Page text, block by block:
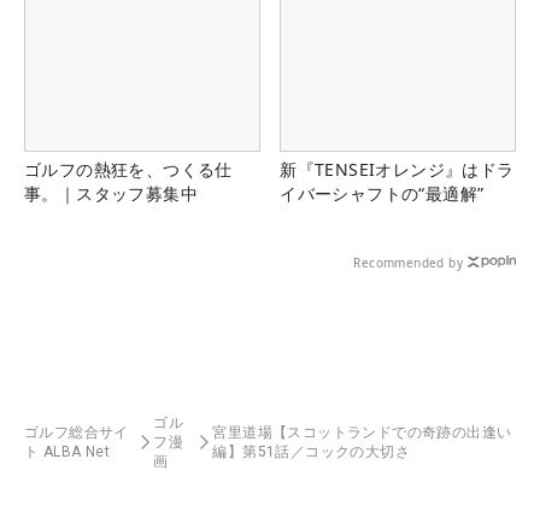
ゴルフの熱狂を、つくる仕
事。｜スタッフ募集中
新『TENSEIオレンジ』はドラ
イバーシャフトの“最適解”
Recommended by
ゴルフ総合サイ
ト ALBA Net
ゴル
フ漫
画
宮里道場【スコットランドでの奇跡の出逢い
編】第51話／コックの大切さ